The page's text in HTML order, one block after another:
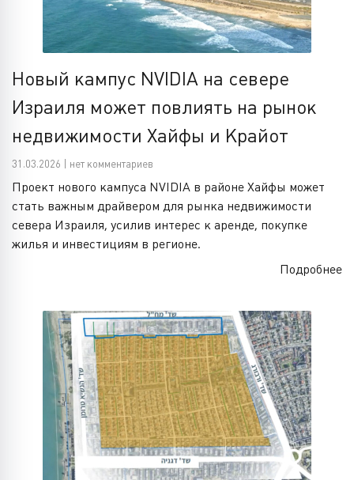
Новый кампус NVIDIA на севере
Израиля может повлиять на рынок
недвижимости Хайфы и Крайот
31.03.2026 | нет комментариев
Проект нового кампуса NVIDIA в районе Хайфы может
стать важным драйвером для рынка недвижимости
севера Израиля, усилив интерес к аренде, покупке
жилья и инвестициям в регионе.
Подробнее